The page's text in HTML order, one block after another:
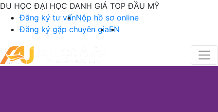
DU HỌC ĐẠI HỌC DANH GIÁ TOP ĐẦU MỸ
Đăng ký tư vấnNộp hồ sơ online
Đăng ký gặp chuyên giaEN